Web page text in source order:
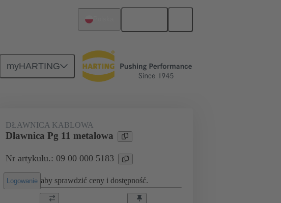
myHARTING
kablowe 09 00 000 5183
DŁAWNICA KABLOWA
Dławnica Pg 11 metalowa
Nr artykułu.: 09 00 000 5183
Logowanie aby sprawdzić ceny i dostępność.